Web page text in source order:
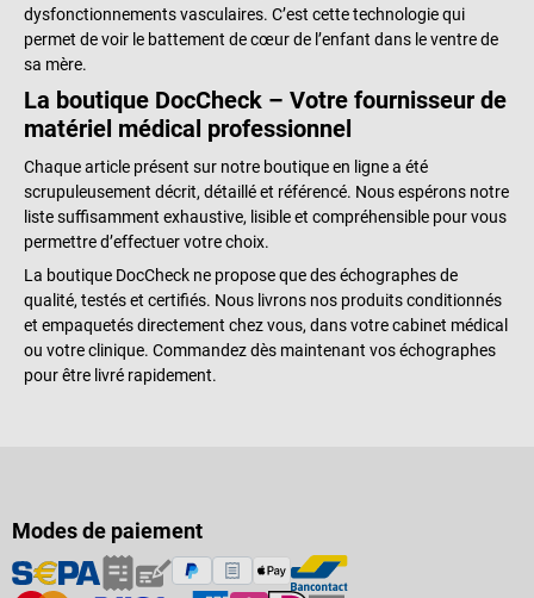
dysfonctionnements vasculaires. C’est cette technologie qui
permet de voir le battement de cœur de l’enfant dans le ventre de
sa mère.
La boutique DocCheck – Votre fournisseur de
matériel médical professionnel
Chaque article présent sur notre boutique en ligne a été
scrupuleusement décrit, détaillé et référencé. Nous espérons notre
liste suffisamment exhaustive, lisible et compréhensible pour vous
permettre d’effectuer votre choix.
La boutique DocCheck ne propose que des échographes de
qualité, testés et certifiés. Nous livrons nos produits conditionnés
et empaquetés directement chez vous, dans votre cabinet médical
ou votre clinique. Commandez dès maintenant vos échographes
pour être livré rapidement.
Modes de paiement